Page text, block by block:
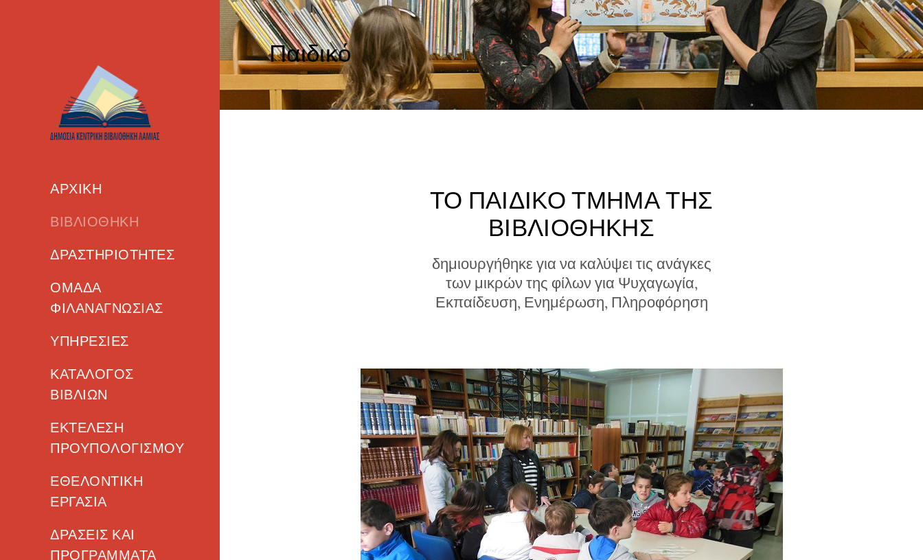
ΑΡΧΙΚΉ
ΒΙΒΛΙΟΘΉΚΗ
ΔΡΑΣΤΗΡΙΟΤΗΤΕΣ
ΟΜΆΔΑ
ΦΙΛΑΝΑΓΝΩΣΊΑΣ
ΥΠΗΡΕΣΙΕΣ
ΚΑΤΑΛΟΓΟΣ
ΒΙΒΛΙΩΝ
ΕΚΤΕΛΕΣΗ
ΠΡΟΥΠΟΛΟΓΙΣΜΟΥ
ΕΘΕΛΟΝΤΙΚΉ
ΕΡΓΑΣΊΑ
ΔΡΆΣΕΙΣ ΚΑΙ
ΠΡΟΓΡΆΜΜΑΤΑ
Παιδικό
ΤΟ ΠΑΙΔΙΚΟ ΤΜΗΜΑ ΤΗΣ
ΒΙΒΛΙΟΘΗΚΗΣ
δημιουργήθηκε για να καλύψει τις ανάγκες
των μικρών της φίλων για Ψυχαγωγία,
Εκπαίδευση, Ενημέρωση, Πληροφόρηση